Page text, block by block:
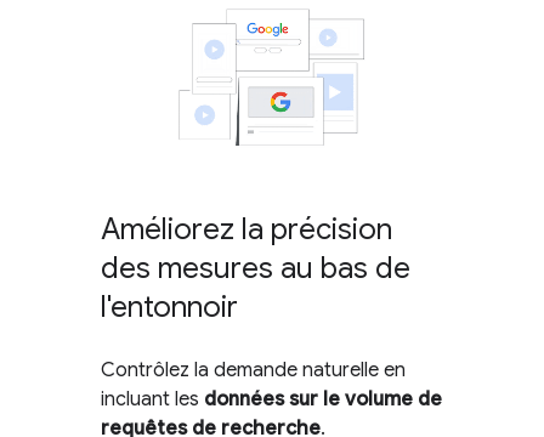
Améliorez la précision
des mesures au bas de
l'entonnoir
Contrôlez la demande naturelle en
incluant les données sur le volume de
requêtes de recherche.